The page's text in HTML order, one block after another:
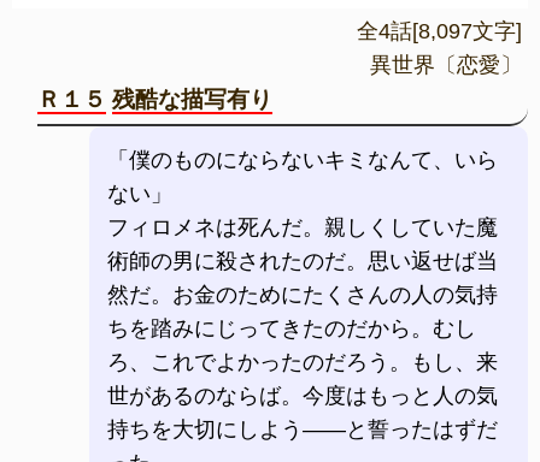
全4話[8,097文字]
異世界〔恋愛〕
Ｒ１５ 残酷な描写有り
「僕のものにならないキミなんて、いら
ない」
フィロメネは死んだ。親しくしていた魔
術師の男に殺されたのだ。思い返せば当
然だ。お金のためにたくさんの人の気持
ちを踏みにじってきたのだから。むし
ろ、これでよかったのだろう。もし、来
世があるのならば。今度はもっと人の気
持ちを大切にしよう――と誓ったはずだ